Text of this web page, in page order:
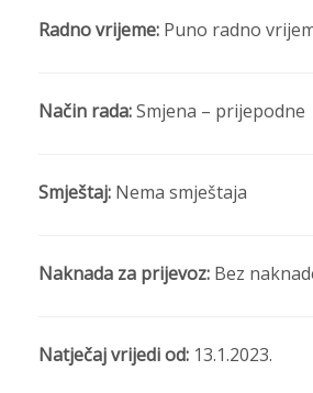
Radno vrijeme: Puno radno
Način rada:Smjena – prijepodne
Smještaj: Nema smještaja
Naknada za prijevoz: Bez
Natječaj vrijedi od: 13.1.2023.